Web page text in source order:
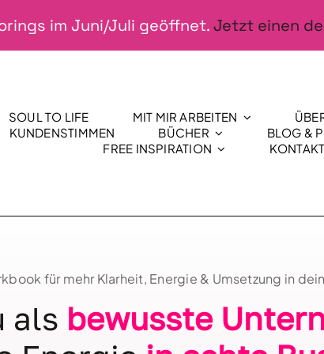
im Juni/Juli geöffnet. Jetzt einen
SOUL TO LIFE MIT MIR ARBEITEN
KUNDENSTIMMEN
BÜCHER
BLOG &
FREE INSPIRATION
KONTAKT
für mehr Klarheit, Energie & Umsetzung in
als bewusste